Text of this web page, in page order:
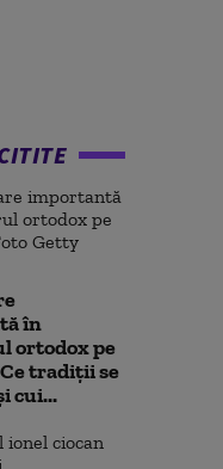
în
ortodox pe
tradiții se
cui...